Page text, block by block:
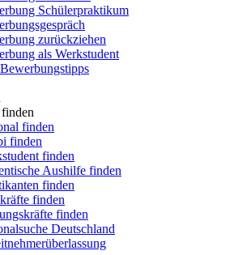
Schülerpraktikum
zurückziehen
als Werkstudent
finden
finden
finden
Aushilfe finden
finden
finden
finden
Deutschland